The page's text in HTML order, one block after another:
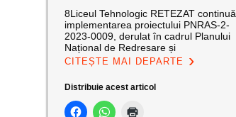
8Liceul Tehnologic RETEZAT continuă
implementarea proiectului PNRAS-2-
2023-0009, derulat în cadrul Planului
Național de Redresare și
CITEȘTE MAI DEPARTE
Distribuie acest articol